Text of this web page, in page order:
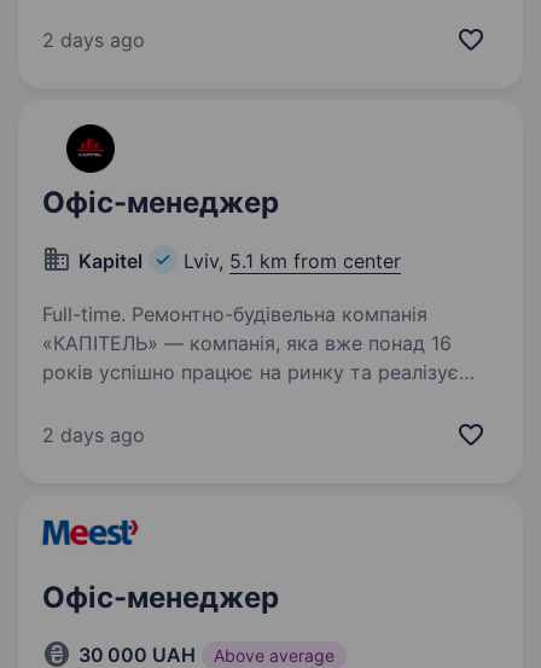
красу, комфорт і гармонію. Зараз ми шукаємо
2 days ago
Офіс-менеджер
Kapitel Lviv, 5.1 km from center
Full-time. Ремонтно-будівельна компанія
«КАПІТЕЛЬ» — компанія, яка вже понад 16
років успішно працює на ринку та реалізує
з розвитком команди запрошуємо
2 days ago
Офіс-менеджер
30 000 UAH Above average